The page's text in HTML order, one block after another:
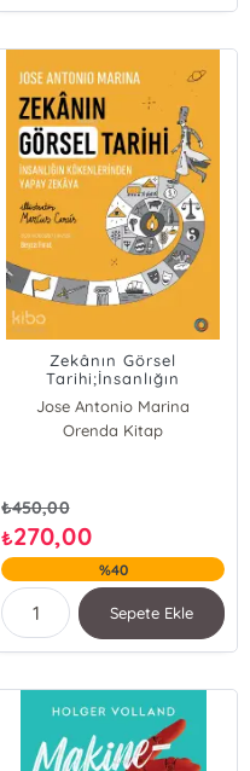
Zekânın Görsel
Tarihi;İnsanlığın
Zekâya
Jose Antonio Marina
Orenda Kitap
₺450,00
₺270,00
%40
Sepete Ekle